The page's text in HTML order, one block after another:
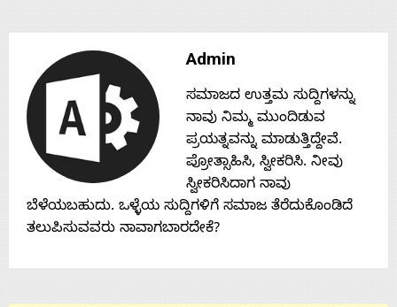
Us
Admin
ಸಮಾಜದ ಉತ್ತಮ ಸುದ್ದಿಗಳನ್ನು
ನಾವು ನಿಮ್ಮ ಮುಂದಿಡುವ
ಪ್ರಯತ್ನವನ್ನು ಮಾಡುತ್ತಿದ್ದೇವೆ.
ಪ್ರೋತ್ಸಾಹಿಸಿ, ಸ್ವೀಕರಿಸಿ. ನೀವು
ಸ್ವೀಕರಿಸಿದಾಗ ನಾವು
ಬೆಳೆಯಬಹುದು. ಒಳ್ಳೆಯ ಸುದ್ದಿಗಳಿಗೆ ಸಮಾಜ ತೆರೆದುಕೊಂಡಿದೆ
ತಲುಪಿಸುವವರು ನಾವಾಗಬಾರದೇಕೆ?